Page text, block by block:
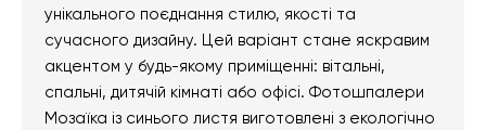
унікального поєднання стилю, якості та
сучасного дизайну. Цей варіант стане яскравим
акцентом у будь-якому приміщенні: вітальні,
спальні, дитячій кімнаті або офісі. Фотошпалери
Мозаїка із синього листя виготовлені з екологічно